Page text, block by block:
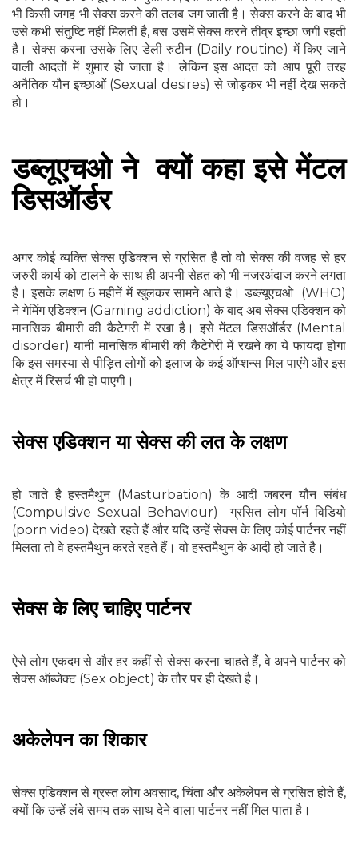
भी किसी जगह भी सेक्‍स करने की तलब जग जाती है। सेक्‍स करने के बाद भी
उसे कभी संतुष्‍ट‍ि नहीं मिलती है, बस उसमें सेक्स करने तीव्र इच्छा जगी रहती
है। सेक्‍स करना उसके ल‍िए डेली रुटीन (Daily routine) में किए जाने
वाली आदतों में शुमार हो जाता है। लेकिन इस आदत को आप पूरी तरह
अनैतिक यौन इच्‍छाओं (Sexual desires) से जोड़कर भी नहीं देख सकते
हो।
डब्‍लूएचओ ने क्‍यों कहा इसे मेंटल
डिसऑर्डर
अगर कोई व्‍यक्ति सेक्‍स एडिक्‍शन से ग्रसित है तो वो सेक्‍स की वजह से हर
जरुरी कार्य को टालने के साथ ही अपनी सेहत को भी नजरअंदाज करने लगता
है। इसके लक्षण 6 महीनें में खुलकर सामने आते है। डब्ल्यूएचओ (WHO)
ने गेमिंग एडिक्‍शन (Gaming addiction) के बाद अब सेक्‍स एडिक्‍शन को
मानसिक बीमारी की कैटेगरी में रखा है। इसे मेंटल डिसऑर्डर (Mental
disorder) यानी मानसिक बीमारी की कैटेगेरी में रखने का ये फायदा होगा
कि इस समस्‍या से पीड़ित लोगों को इलाज के कई ऑप्शन्स मिल पाएंगे और इस
क्षेत्र में रिसर्च भी हो पाएगी।
सेक्‍स एडिक्‍शन या सेक्‍स की लत के लक्षण
हो जाते है हस्‍तमैथुन (Masturbation) के आदी जबरन यौन संबंध
(Compulsive Sexual Behaviour) ग्रसित लोग पॉर्न विडियो
(porn video) देखते रहते हैं और यदि उन्हें सेक्स के लिए कोई पार्टनर नहीं
मिलता तो वे हस्तमैथुन करते रहते हैं। वो हस्‍तमैथुन के आदी हो जाते है।
सेक्‍स के ल‍िए चाहिए पार्टनर
ऐसे लोग एकदम से और हर कहीं से सेक्स करना चाहते हैं, वे अपने पार्टनर को
सेक्‍स ऑब्‍जेक्‍ट (Sex object) के तौर पर ही देखते है।
अकेलेपन का शिकार
सेक्‍स एडिक्‍शन से ग्रस्‍त लोग अवसाद, चिंता और अकेलेपन से ग्रसित होते हैं,
क्यों कि उन्हें लंबे समय तक साथ देने वाला पार्टनर नहीं मिल पाता है।